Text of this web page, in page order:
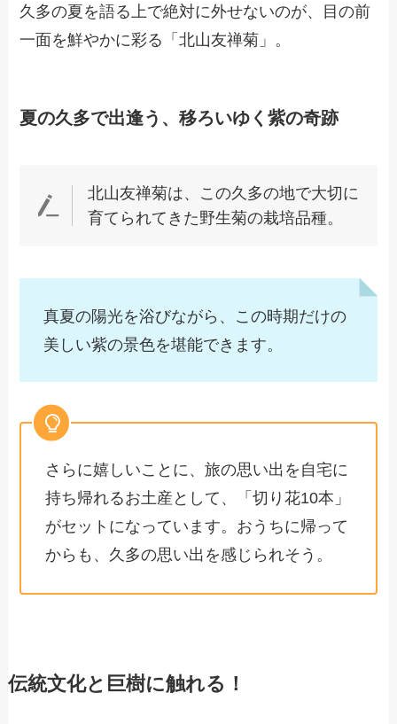
久多の夏を語る上で絶対に外せないのが、目の前
一面を鮮やかに彩る「北山友禅菊」。
夏の久多で出逢う、移ろいゆく紫の奇跡
北山友禅菊は、この久多の地で大切に
育てられてきた野生菊の栽培品種。
真夏の陽光を浴びながら、この時期だけの
美しい紫の景色を堪能できます。
さらに嬉しいことに、旅の思い出を自宅に
持ち帰れるお土産として、「切り花10本」
がセットになっています。おうちに帰って
からも、久多の思い出を感じられそう。
伝統文化と巨樹に触れる！